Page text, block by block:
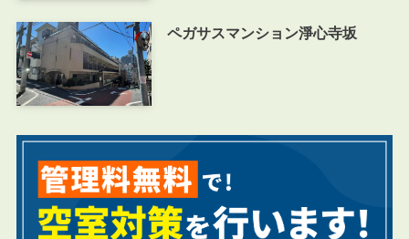
ペガサスマンション淨心寺坂